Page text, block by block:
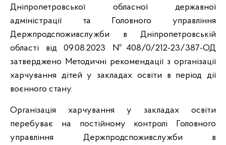
Дніпропетровської обласної державної
адміністрації та Головного управління
Держпродспоживслужби в Дніпропетровській
області від 09.08.2023 №408/0/212-23/387-ОД
затверджено Методичні рекомендації з організації
харчування дітей у закладах освіти в період дії
воєнного стану.
Організація харчування у закладах освіти
перебуває на постійному контролі Головного
управління Держпродспоживслужби в